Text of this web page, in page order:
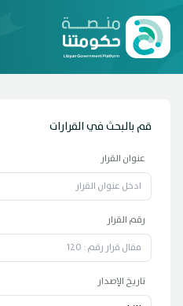
Laravel
قم بالبحث في القرارات
عنوان القرار
رقم القرار
تاريخ الإصدار